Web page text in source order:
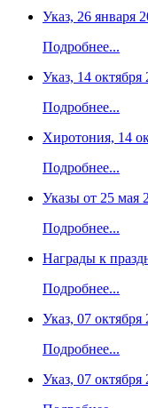
Указ, 26 января
Подробнее...
Указ, 14 октября
Подробнее...
Хиротония, 14
Подробнее...
Указы от 25 мая
Подробнее...
Награды к
Подробнее...
Указ, 07 октября
Подробнее...
Указ, 07 октября